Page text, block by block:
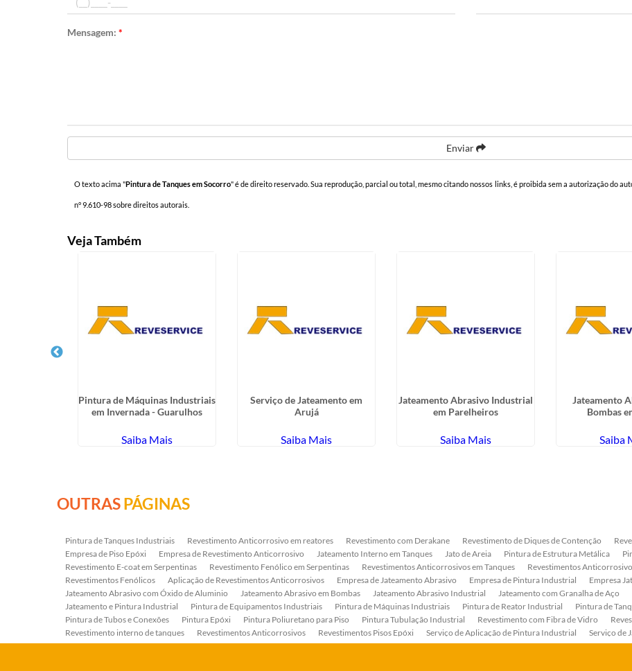
Mensagem:*
Enviar
O texto acima "Pintura de Tanques em Socorro" é de direito reservado. Sua reprodução, parcial ou total, mesmo citando nossos links, é proibida sem a autorização do
n° 9.610-98 sobre direitos autorais
Veja Também
Pintura de Máquinas Industriais
em Invernada - Guarulhos
Saiba Mais
Serviço de Jateamento em
Arujá
Saiba Mais
Jateamento Abrasivo Industrial
em Parelheiros
Saiba Mais
Jateamento
Bombas
Saiba
OUTRASPÁGINAS
Pintura de Tanques Industriais Revestimento Anticorrosivo em reatores Revestimento com Derakane Revestimento de Diques de Contenção
Empresa de Piso Epóxi
Empresa de Revestimento Anticorrosivo Jateamento Interno em Tanques Jato de Areia Pintura de Estrutura Metálica
Revestimento E-coat em Serpentinas
Revestimento Fenólico em Serpentinas Revestimentos Anticorrosivos em Tanques Revestimentos
Revestimentos Fenólicos
Aplicação de Revestimentos Anticorrosivos Empresa de Jateamento Abrasivo Empresa de Pintura Industrial Empresa
Jateamento Abrasivo com Óxido de Aluminio
Jateamento Abrasivo em Bombas Jateamento Abrasivo Industrial Jateamento com Granalha de Aço
Jateamento e Pintura Industrial
Pintura de Equipamentos Industriais Pintura de Máquinas Industriais Pintura de Reator Industrial Pintura de
Pintura de Tubos e Conexões
Pintura Epóxi Pintura Poliuretano para Piso Pintura Tubulação Industrial Revestimento com Fibra de Vidro
Revestimento interno de tanques
Revestimentos Anticorrosivos Revestimentos Pisos Epóxi Serviço de Aplicação de Pintura Industrial Serviço de
Serviço de Jateamento e Pintura
Serviço de Jateamento em Bombas Serviço de Pintura de Bombas Industriais Serviço de Pintura de Tanque Industrial